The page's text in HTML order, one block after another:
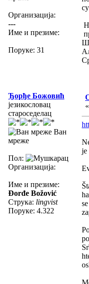
Организација:
---
Име и презиме:
Поруке: 31
Ђорђе Божовић
језикословац
староседелац
Ван
мреже
Пол:
Организација:
Име и презиме:
Đorđe Božović
Струка: lingvist
Поруке: 4.322
«
je